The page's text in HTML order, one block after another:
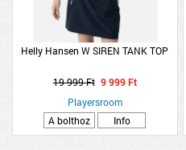
Helly Hansen W SIREN TANK TOP
19 999 Ft 9 999 Ft
Playersroom
A bolthoz
Info